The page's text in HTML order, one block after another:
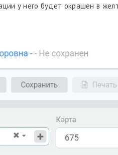
у него будет окрашен в